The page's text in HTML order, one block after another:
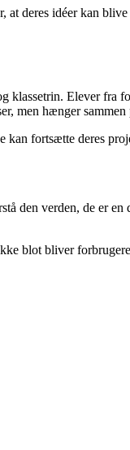
at deres idéer kan
Elever fra
men hænger
fortsætte deres
den verden, de er
blot bliver